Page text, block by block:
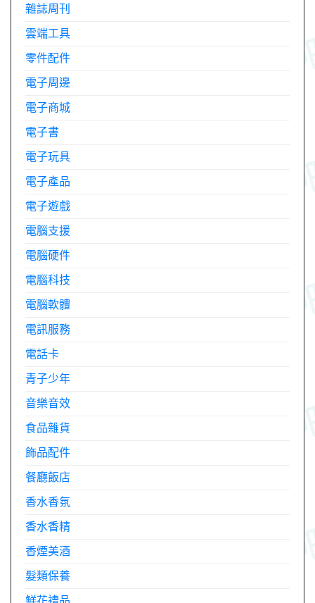
雜誌周刊
雲端工具
零件配件
電子周邊
電子商城
電子書
電子玩具
電子產品
電子遊戲
電腦支援
電腦硬件
電腦科技
電腦軟體
電訊服務
電話卡
青子少年
音樂音效
食品雜貨
飾品配件
餐廳飯店
香水香氛
香水香精
香煙美酒
髮類保養
鮮花禮品